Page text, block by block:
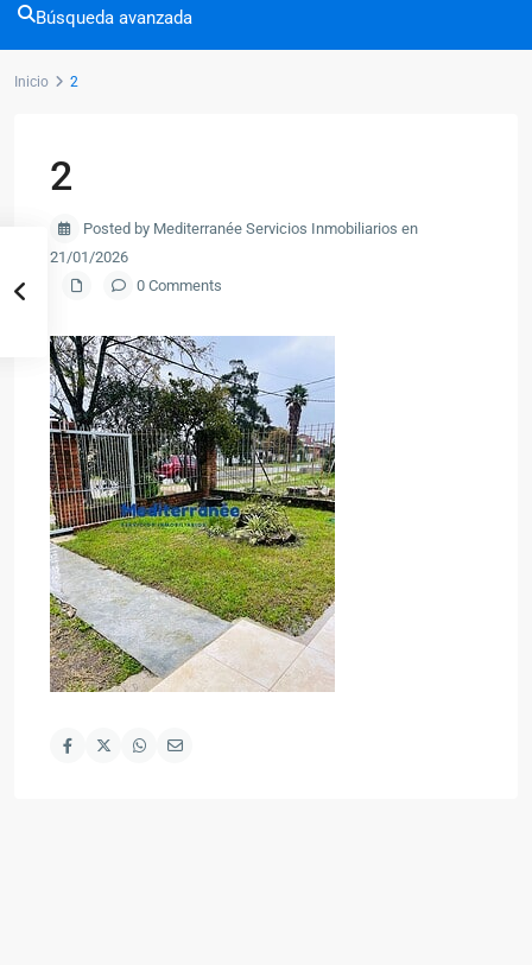
Búsqueda avanzada
Inicio 2
2
Posted by Mediterranée Servicios Inmobiliarios en
21/01/2026
0 Comments